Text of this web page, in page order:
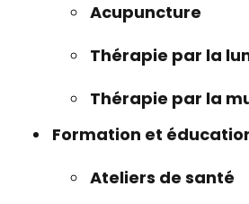
Acupuncture
Thérapie par la
Thérapie par la
Formation et
Ateliers de santé